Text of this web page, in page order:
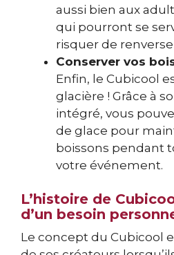
aussi bien aux
qui pourront se
risquer de
Conserver vos
Enfin, le Cubicool
glacière ! Grâce à
intégré, vous
de glace pour
boissons pendant
votre événement.
L’histoire de
d’un besoin
Le concept du Cubicool